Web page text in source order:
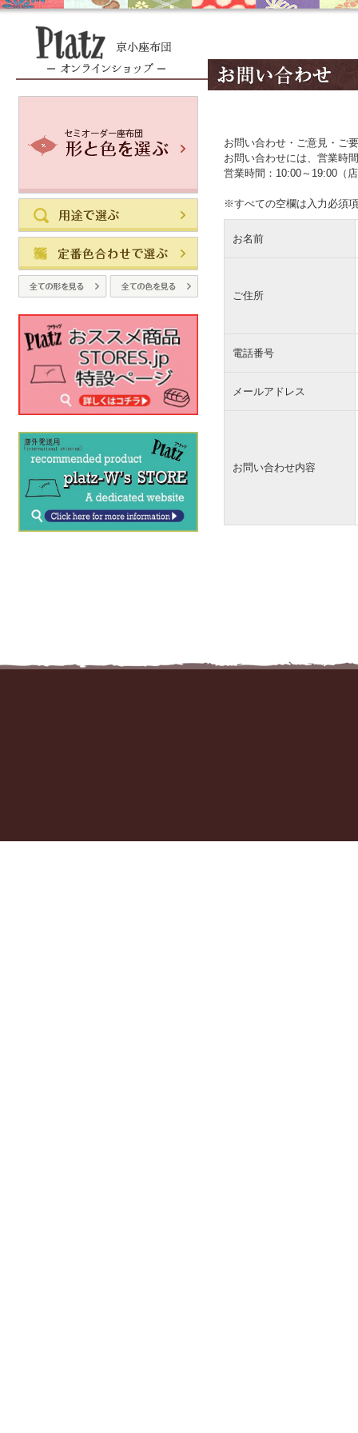
お問い合わせ・ご意見・ご
お問い合わせには、営業時
営業時間：10:00～19:00（
※すべての空欄は入力必須
お名前
ご住所
電話番号
メールアドレス
お問い合わせ内容